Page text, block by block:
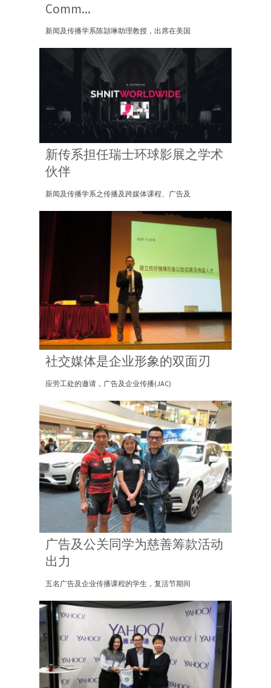
Comm...
新闻及传播学系陈頴琳助理教授，出席在美国
新传系担任瑞士环球影展之学术
伙伴
新闻及传播学系之传播及跨媒体课程、广告及
社交媒体是企业形象的双面刃
应劳工处的邀请，广告及企业传播(JAC)
广告及公关同学为慈善筹款活动
出力
五名广告及企业传播课程的学生，复活节期间